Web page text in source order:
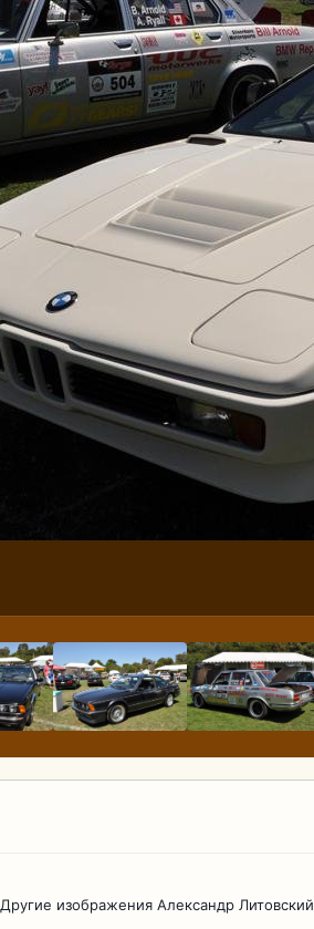
Другие изображения Александр Литовский